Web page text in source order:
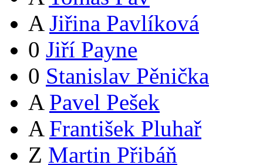
A Jiřina Pavlíková
0 Jiří Payne
0 Stanislav Pěnička
A Pavel Pešek
A František Pluhař
Z Martin Přibáň